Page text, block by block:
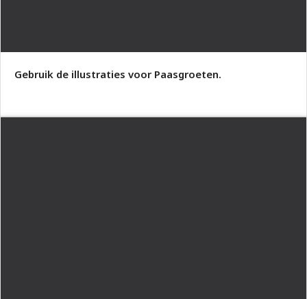
Gebruik de illustraties voor Paasgroeten.